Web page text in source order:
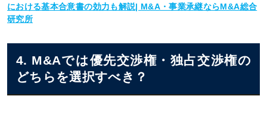
における基本合意書の効力も解説| M&A・事業承継ならM&A総合
研究所
4. M&Aでは優先交渉権・独占交渉権の
どちらを選択すべき？